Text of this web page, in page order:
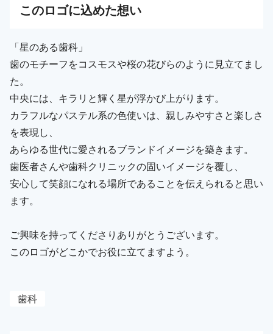
このロゴに込めた想い
「星のある歯科」
歯のモチーフをコスモスや桜の花びらのように見立てまし
た。
中央には、キラリと輝く星が浮かび上がります。
カラフルなパステル系の色使いは、親しみやすさと楽しさ
を表現し、
あらゆる世代に愛されるブランドイメージを築きます。
歯医者さんや歯科クリニックの固いイメージを覆し、
安心して笑顔になれる場所であることを伝えられると思い
ます。
ご興味を持ってくださりありがとうございます。
このロゴがどこかでお役に立てますよう。
歯科